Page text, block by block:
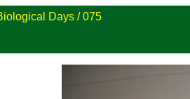
Days / 075